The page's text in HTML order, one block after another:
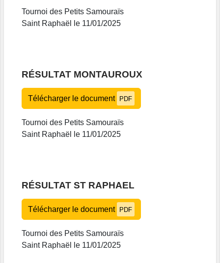
Tournoi des Petits Samouraïs
Saint Raphaël le 11/01/2025
RÉSULTAT MONTAUROUX
Télécharger le document PDF
Tournoi des Petits Samouraïs
Saint Raphaël le 11/01/2025
RÉSULTAT ST RAPHAEL
Télécharger le document PDF
Tournoi des Petits Samouraïs
Saint Raphaël le 11/01/2025